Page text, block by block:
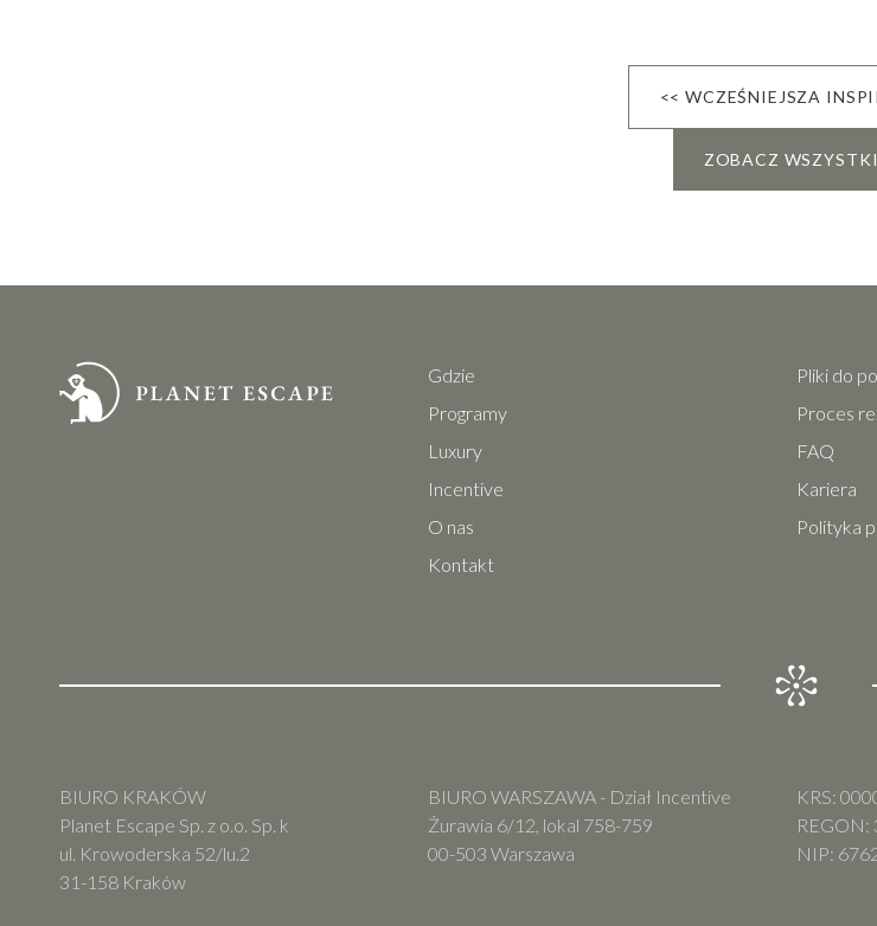
<< WCZEŚNIEJSZA
ZOBACZ
Gdzie
Programy
Luxury
Incentive
O nas
Kontakt
Pliki do
Proces
FAQ
Kariera
Polityka
BIURO KRAKÓW
Planet Escape Sp. z o.o. Sp. k
ul. Krowoderska 52/lu.2
31-158 Kraków
BIURO WARSZAWA - Dział Incentive
Żurawia 6/12, lokal 758-759
00-503 Warszawa
KRS:
REGON:
NIP: